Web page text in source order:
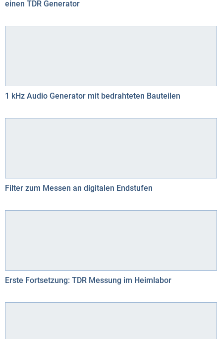
einen TDR Generator
1 kHz Audio Generator mit bedrahteten Bauteilen
Filter zum Messen an digitalen Endstufen
Erste Fortsetzung: TDR Messung im Heimlabor